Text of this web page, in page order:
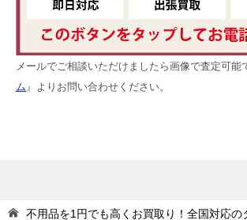
メールでご相談いただけましたら画像で査定可能
ム 』よりお問い合わせください。
不用品を1円でも高くお買取り！全国対応の